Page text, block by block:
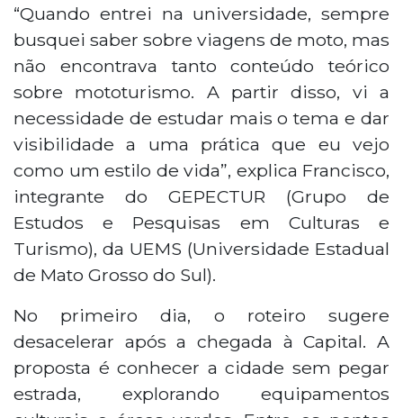
aproveitando sua infraestrutura de
serviços e posição logística privilegiada.
“Quando entrei na universidade, sempre
busquei saber sobre viagens de moto, mas
não encontrava tanto conteúdo teórico
sobre mototurismo. A partir disso, vi a
necessidade de estudar mais o tema e dar
visibilidade a uma prática que eu vejo
como um estilo de vida”, explica Francisco,
integrante do GEPECTUR (Grupo de
Estudos e Pesquisas em Culturas e
Turismo), da UEMS (Universidade Estadual
de Mato Grosso do Sul).
No primeiro dia, o roteiro sugere
desacelerar após a chegada à Capital. A
proposta é conhecer a cidade sem pegar
estrada, explorando equipamentos